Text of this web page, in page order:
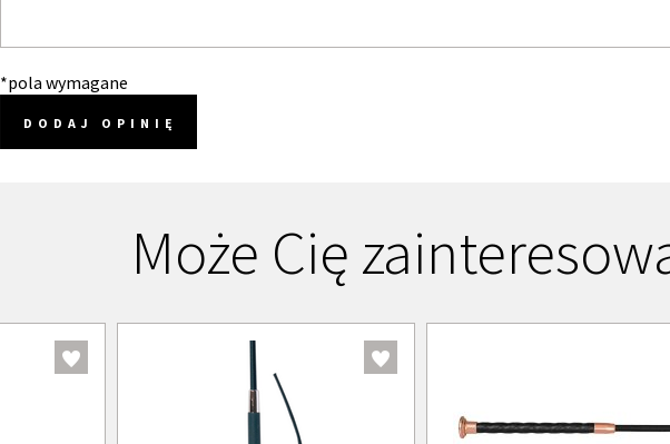
*pola wymagane
DODAJ OPINIĘ
Może Cię